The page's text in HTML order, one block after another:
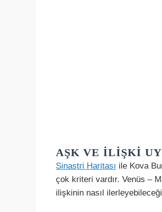
AŞK VE İLIŞKI
Sinastri Haritası ile Kova
çok kriteri vardır. Venüs –
ilişkinin nasıl